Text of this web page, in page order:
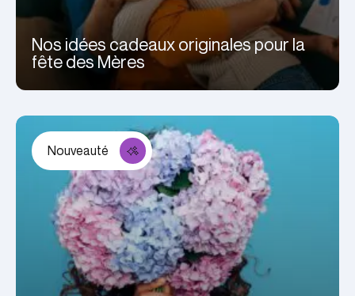
Nos idées cadeaux originales pour la
fête des Mères
Nouveauté